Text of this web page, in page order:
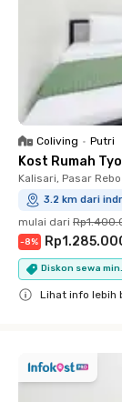
Coliving • Putri
Kost Rumah
Kalisari, Pasar Rebo
3.2 km dari
mulai dari
-8%
Diskon sewa
Lihat info lebih